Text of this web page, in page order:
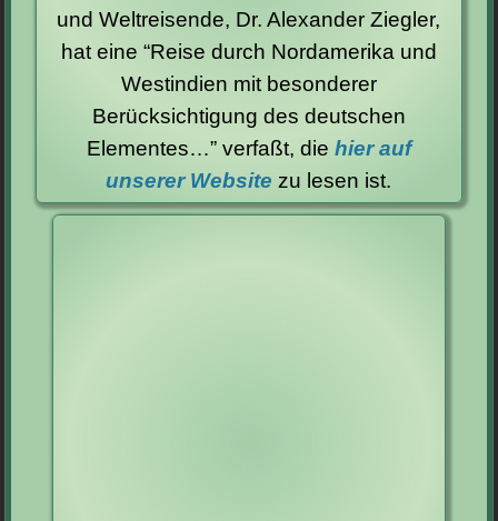
und Weltreisende, Dr. Alexander Ziegler,
hat eine “Reise durch Nordamerika und
Westindien mit besonderer
Berücksichtigung des deutschen
Elementes…” verfaßt, die hier auf
unserer Website zu lesen ist.